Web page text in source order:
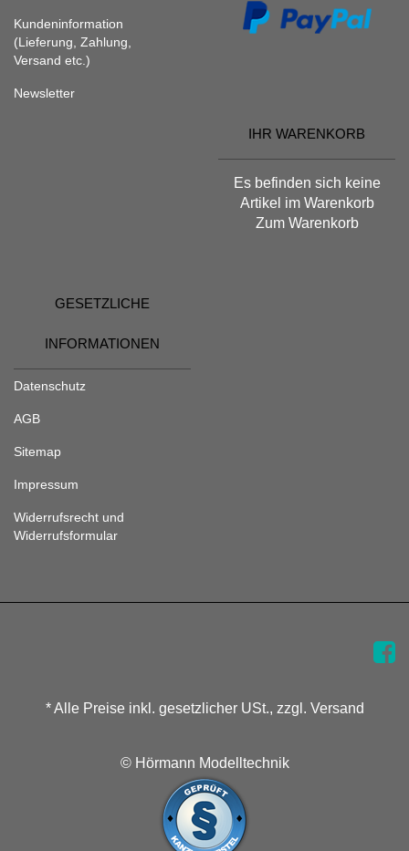
Kundeninformation
(Lieferung, Zahlung,
Versand etc.)
Newsletter
IHR WARENKORB
Es befinden sich keine
Artikel im Warenkorb
Zum Warenkorb
GESETZLICHE
INFORMATIONEN
Datenschutz
AGB
Sitemap
Impressum
Widerrufsrecht und
Widerrufsformular
* Alle Preise inkl. gesetzlicher USt., zzgl. Versand
© Hörmann Modelltechnik